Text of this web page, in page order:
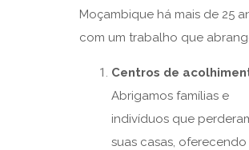
Moçambique há mais de 25
com um trabalho que
Centros de
Abrigamos famílias e
indivíduos que
suas casas,